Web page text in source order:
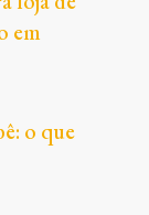
em
o que